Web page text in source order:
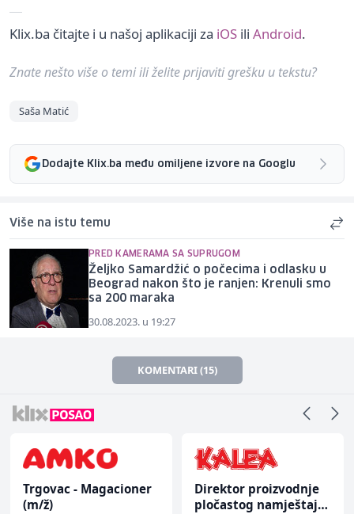
Klix.ba čitajte i u našoj aplikaciji za iOS ili Android.
Znate nešto više o temi ili želite prijaviti grešku u tekstu?
Saša Matić
Dodajte Klix.ba među omiljene izvore na Googlu
Više na istu temu
PRED KAMERAMA SA SUPRUGOM
Željko Samardžić o počecima i odlasku u
Beograd nakon što je ranjen: Krenuli smo
sa 200 maraka
30.08.2023. u 19:27
KOMENTARI (15)
Direktor proizvodnje
pločastog namještaja
Kundenbetreuer
(m/w)